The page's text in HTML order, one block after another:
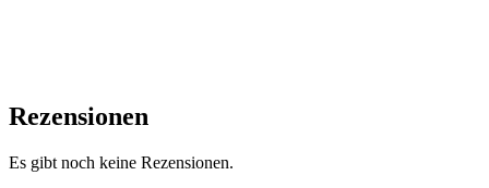
Rezensionen
Es gibt noch keine Rezensionen.